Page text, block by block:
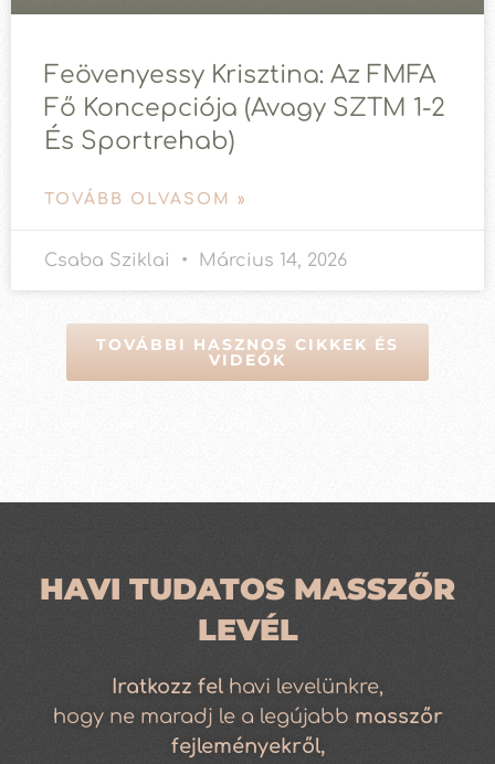
Feövenyessy Krisztina: Az FMFA
Fő Koncepciója (avagy SZTM 1-2
És Sportrehab)
TOVÁBB OLVASOM »
Csaba Sziklai Március 14, 2026
TOVÁBBI HASZNOS CIKKEK ÉS
VIDEÓK
HAVI TUDATOS MASSZŐR
LEVÉL
Iratkozz fel havi levelünkre,
hogy ne maradj le a legújabb masszőr
fejleményekről,